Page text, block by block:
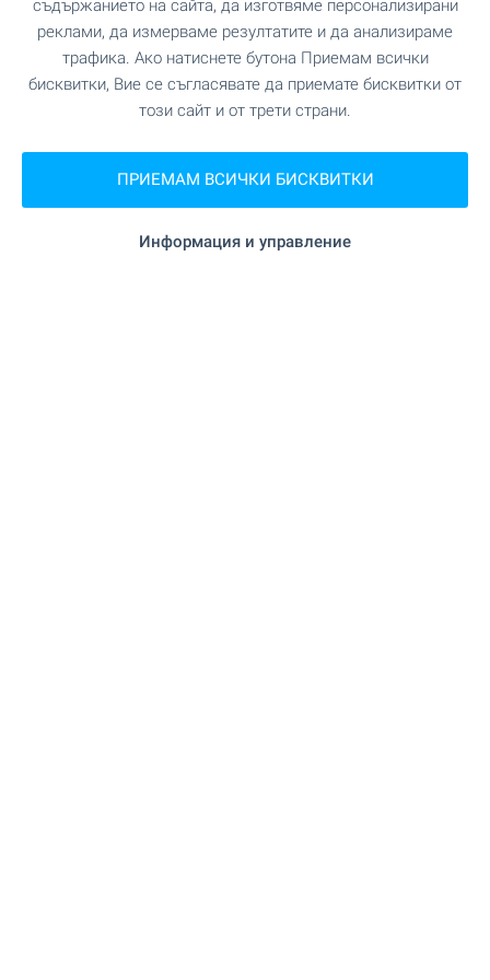
ЗАВЕДЕНИЯ
Ресторант"Дядото" на 79 м. (1 мин.)
Ресторант "Пица Италия" на 90 м. (2 мин.)
Кафене"Елей" на 32 м. (1 мин.)
съдържанието на сайта, да изготвяме персонализирани
реклами, да измерваме резултатите и да анализираме
трафика. Ако натиснете бутона Приемам всички
бисквитки, Вие се съгласявате да приемате бисквитки от
този сайт и от трети страни.
ПРИЕМАМ ВСИЧКИ БИСКВИТКИ
Информация и управление